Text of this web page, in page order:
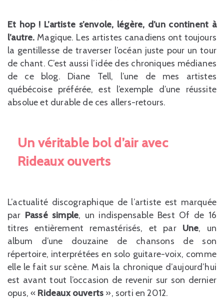
Et hop ! L’artiste s’envole, légère, d’un continent à
l’autre. Magique. Les artistes canadiens ont toujours
la gentillesse de traverser l’océan juste pour un tour
de chant. C’est aussi l’idée des chroniques médianes
de ce blog. Diane Tell, l’une de mes artistes
québécoise préférée, est l’exemple d’une réussite
absolue et durable de ces allers-retours.
Un véritable bol d’air avec
Rideaux ouverts
L’actualité discographique de l’artiste est marquée
par Passé simple, un indispensable Best Of de 16
titres entièrement remastérisés, et par Une, un
album d’une douzaine de chansons de son
répertoire, interprétées en solo guitare-voix, comme
elle le fait sur scène. Mais la chronique d’aujourd’hui
est avant tout l’occasion de revenir sur son dernier
opus, « Rideaux ouverts », sorti en 2012.